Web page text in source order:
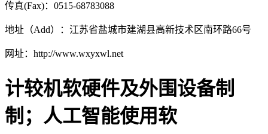
传真(Fax)：0515-68783088
地址（Add）：江苏省盐城市建湖县高新技术区南环路66号
网址：http://www.wxyxwl.net
计较机软硬件及外围设备制
制；人工智能使用软